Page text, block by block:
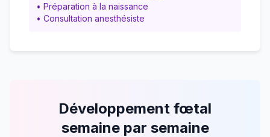
• Préparation à la naissance
• Consultation anesthésiste
Développement fœtal
semaine par semaine